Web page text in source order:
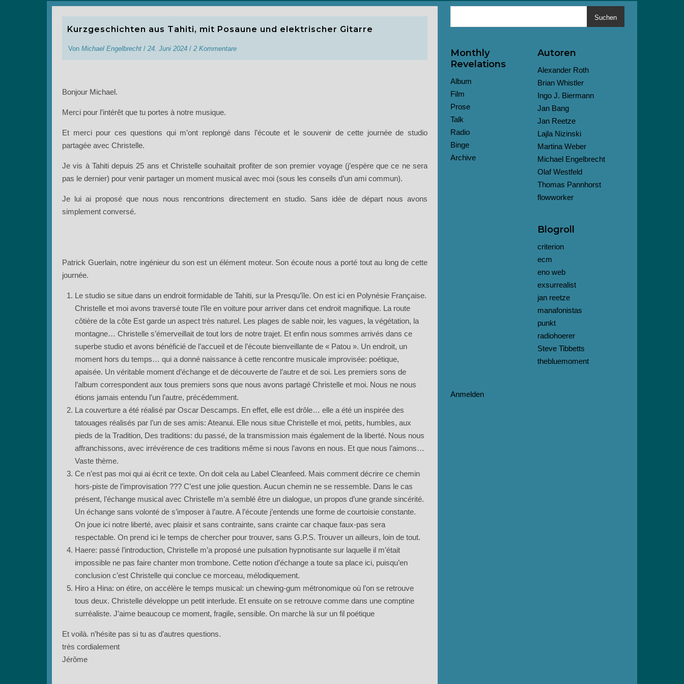
Kurzgeschichten aus Tahiti, mit Posaune und elektrischer Gitarre
Von Michael Engelbrecht / 24. Juni 2024 / 2 Kommentare
Bonjour Michael.
Merci pour l’intérêt que tu portes à notre musique.
Et merci pour ces questions qui m’ont replongé dans l’écoute et le souvenir de cette journée de studio
partagée avec Christelle.
Je vis à Tahiti depuis 25 ans et Christelle souhaitait profiter de son premier voyage (j’espère que ce ne sera
pas le dernier) pour venir partager un moment musical avec moi (sous les conseils d’un ami commun).
Je lui ai proposé que nous nous rencontrions directement en studio. Sans idée de départ nous avons
simplement conversé.
Patrick Guerlain, notre ingénieur du son est un élément moteur. Son écoute nous a porté tout au long de cette
journée.
Le studio se situe dans un endroit formidable de Tahiti, sur la Presqu’île. On est ici en Polynésie Française.
Christelle et moi avons traversé toute l’île en voiture pour arriver dans cet endroit magnifique. La route
côtière de la côte Est garde un aspect très naturel. Les plages de sable noir, les vagues, la végétation, la
montagne… Christelle s’émerveillait de tout lors de notre trajet. Et enfin nous sommes arrivés dans ce
superbe studio et avons bénéficié de l’accueil et de l’écoute bienveillante de « Patou ». Un endroit, un
moment hors du temps… qui a donné naissance à cette rencontre musicale improvisée: poétique,
apaisée. Un véritable moment d’échange et de découverte de l’autre et de soi. Les premiers sons de
l’album correspondent aux tous premiers sons que nous avons partagé Christelle et moi. Nous ne nous
étions jamais entendu l’un l’autre, précédemment.
La couverture a été réalisé par Oscar Descamps. En effet, elle est drôle… elle a été un inspirée des
tatouages réalisés par l’un de ses amis: Ateanui. Elle nous situe Christelle et moi, petits, humbles, aux
pieds de la Tradition, Des traditions: du passé, de la transmission mais également de la liberté. Nous nous
affranchissons, avec irrévérence de ces traditions même si nous l’avons en nous. Et que nous l’aimons…
Vaste thème.
Ce n’est pas moi qui ai écrit ce texte. On doit cela au Label Cleanfeed. Mais comment décrire ce chemin
hors-piste de l’improvisation ??? C’est une jolie question. Aucun chemin ne se ressemble. Dans le cas
présent, l’échange musical avec Christelle m’a semblé être un dialogue, un propos d’une grande sincérité.
Un échange sans volonté de s’imposer à l’autre. A l’écoute j’entends une forme de courtoisie constante.
On joue ici notre liberté, avec plaisir et sans contrainte, sans crainte car chaque faux-pas sera
respectable. On prend ici le temps de chercher pour trouver, sans G.P.S. Trouver un ailleurs, loin de tout.
Haere: passé l’introduction, Christelle m’a proposé une pulsation hypnotisante sur laquelle il m’était
impossible ne pas faire chanter mon trombone. Cette notion d’échange a toute sa place ici, puisqu’en
conclusion c’est Christelle qui conclue ce morceau, mélodiquement.
Hiro a Hina: on étire, on accélère le temps musical: un chewing-gum métronomique où l’on se retrouve
tous deux. Christelle développe un petit interlude. Et ensuite on se retrouve comme dans une comptine
surréaliste. J’aime beaucoup ce moment, fragile, sensible. On marche là sur un fil poétique
Et voilà. n’hésite pas si tu as d’autres questions.
très cordialement
Jérôme
Suchen
Monthly
Revelations
Album
Film
Prose
Talk
Radio
Binge
Archive
Autoren
Alexander Roth
Brian Whistler
Ingo J. Biermann
Jan Bang
Jan Reetze
Lajla Nizinski
Martina Weber
Michael Engelbrecht
Olaf Westfeld
Thomas Pannhorst
flowworker
Blogroll
criterion
ecm
eno web
exsurrealist
jan reetze
manafonistas
punkt
radiohoerer
Steve Tibbetts
thebluemoment
Anmelden